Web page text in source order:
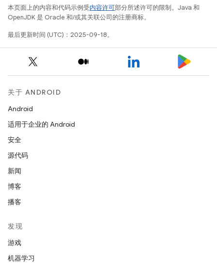
本页面上的内容和代码示例受内容许可部分所述许可的限制。Java 和
OpenJDK 是 Oracle 和/或其关联公司的注册商标。
最后更新时间 (UTC)：2025-09-18。
关于 ANDROID
Android
适用于企业的 Android
安全
源代码
新闻
博客
播客
发现
游戏
机器学习